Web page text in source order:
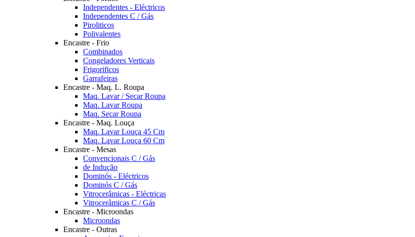
Independentes - Eléctricos
Independentes C / Gás
Piroliticos
Polivalentes
Encastre - Frio
Combinados
Congeladores Verticais
Frigorificos
Garrafeiras
Encastre - Maq. L. Roupa
Maq. Lavar / Secar Roupa
Maq. Lavar Roupa
Maq. Secar Roupa
Encastre - Maq. Louça
Maq. Lavar Louça 45 Cm
Maq. Lavar Louça 60 Cm
Encastre - Mesas
Convencionais C / Gás
de Indução
Dominós - Eléctricos
Dominós C / Gás
Vitrocerâmicas - Eléctricas
Vitrocerâmicas C / Gás
Encastre - Microondas
Microondas
Encastre - Outras